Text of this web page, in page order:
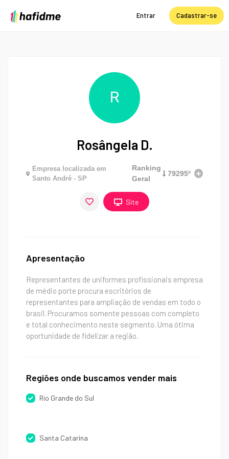
Entrar Cadastrar-se
R
Rosângela D.
Empresa localizada em
Santo André - SP
Ranking
Geral
79295º
Site
Apresentação
Representantes de uniformes profissionais empresa
de médio porte procura escritórios de
representantes para ampliação de vendas em todo o
brasil. Procuramos somente pessoas com completo
e total conhecimento neste segmento. Uma ótima
oportunidade de fidelizar a região.
Regiões onde buscamos vender mais
Rio Grande do Sul
Santa Catarina